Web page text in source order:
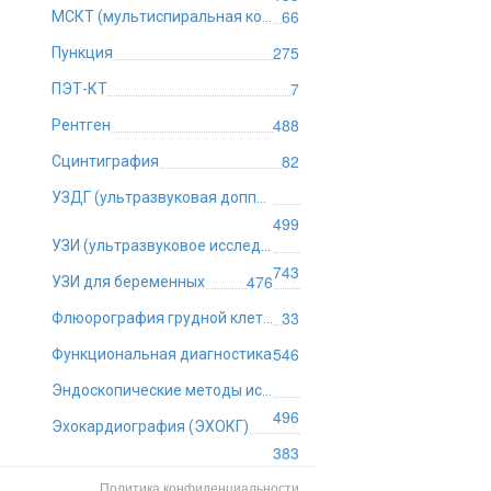
66
Пункция 275
ПЭТ-КТ 7
Рентген 488
Сцинтиграфия 82
499
743
УЗИ для беременных 476
33
Функциональная диагностика546
496
Эхокардиография (ЭХОКГ)
383
Политика конфиденциальности